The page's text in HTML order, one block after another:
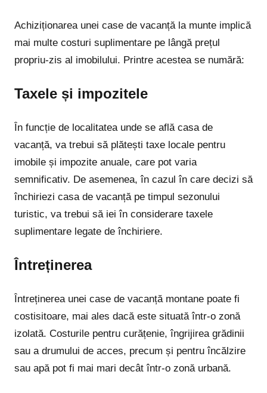
Achiziționarea unei case de vacanță la munte implică
mai multe costuri suplimentare pe lângă prețul
propriu-zis al imobilului. Printre acestea se numără:
Taxele și impozitele
În funcție de localitatea unde se află casa de
vacanță, va trebui să plătești taxe locale pentru
imobile și impozite anuale, care pot varia
semnificativ. De asemenea, în cazul în care decizi să
închiriezi casa de vacanță pe timpul sezonului
turistic, va trebui să iei în considerare taxele
suplimentare legate de închiriere.
Întreținerea
Întreținerea unei case de vacanță montane poate fi
costisitoare, mai ales dacă este situată într-o zonă
izolată. Costurile pentru curățenie, îngrijirea grădinii
sau a drumului de acces, precum și pentru încălzire
sau apă pot fi mai mari decât într-o zonă urbană.